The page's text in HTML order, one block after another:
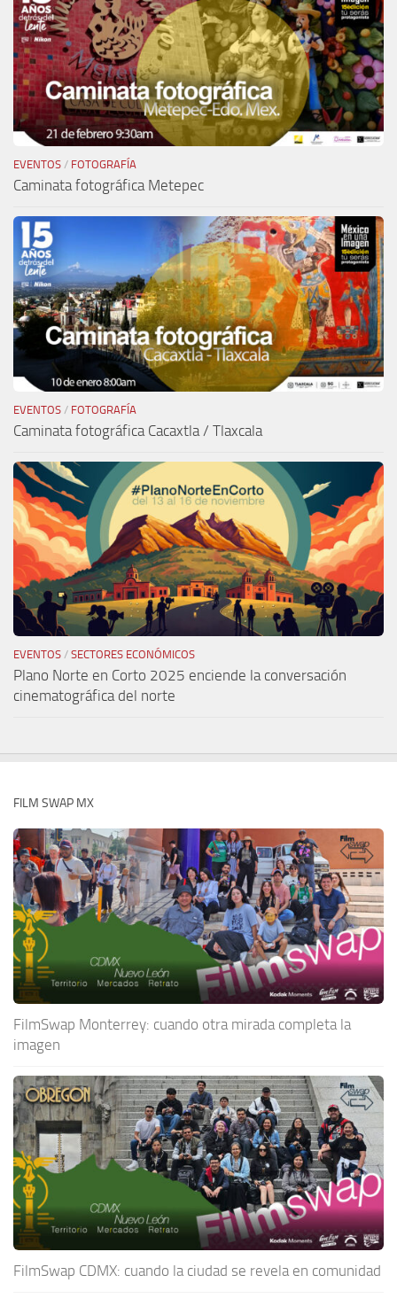
EVENTOS / FOTOGRAFÍA
Caminata fotográfica Metepec
EVENTOS / FOTOGRAFÍA
Caminata fotográfica Cacaxtla / Tlaxcala
EVENTOS / SECTORES ECONÓMICOS
Plano Norte en Corto 2025 enciende la conversación
cinematográfica del norte
FILM SWAP MX
FilmSwap Monterrey: cuando otra mirada completa la
imagen
FilmSwap CDMX: cuando la ciudad se revela en comunidad